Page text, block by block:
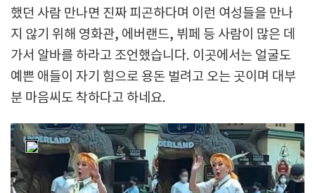
했던 사람 만나면 진짜 피곤하다며 이런 여성들을 만나
지 않기 위해 영화관, 에버랜드, 뷔페 등 사람이 많은 데
가서 알바를 하라고 조언했습니다. 이곳에서는 얼굴도
예쁜 애들이 자기 힘으로 용돈 벌려고 오는 곳이며 대부
분 마음씨도 착하다고 하네요.